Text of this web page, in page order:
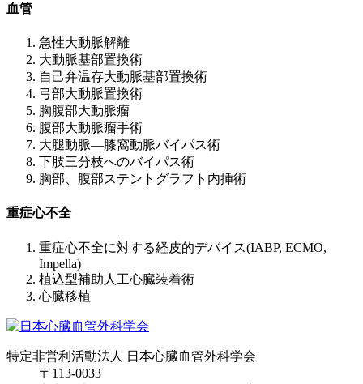
血管
急性大動脈解離
大動脈基部置換術
自己弁温存大動脈基部置換術
弓部大動脈置換術
胸腹部大動脈瘤
腹部大動脈瘤手術
大腿動脈―膝窩動脈バイパス術
下肢三分枝へのバイパス術
胸部、腹部ステントグラフト内挿術
重症心不全
重症心不全に対する経皮的デバイス(IABP, ECMO,
Impella)
植込型補助人工心臓装着術
心臓移植
特定非営利活動法人 日本心臓血管外科学会
〒 113-0033